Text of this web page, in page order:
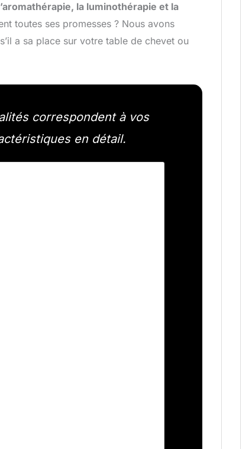
la luminothérapie et la
toutes ses promesses ? Nous avons
a sa place sur votre table de chevet ou
correspondent à vos
en détail.